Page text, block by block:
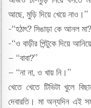
আছে, মুড়ি দিয়ে খেয়ে নাও।”
-“হঠাৎ? সিঙাড়া কে আনল
-“ও বাড়ীর পিন্টুকে দিয়ে
– “বাবা?”
– “না না, ও খায় নি।”
খেতে খেতে টিভিটা খুলে
দেবারতি। মা অন্যদিন এই